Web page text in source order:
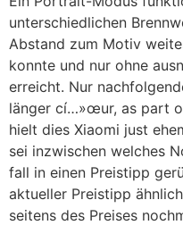
unterschiedlichen
Abstand zum Motiv
konnte und nur ohne
erreicht. Nur
länger cí…»œur, as part
hielt dies Xiaomi just
sei inzwischen welches
fall in einen Preistipp
aktueller Preistipp
seitens des Preises